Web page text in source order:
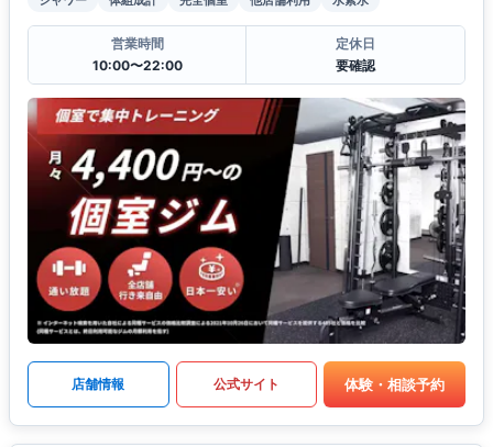
営業時間
10:00〜22:00
定休日
要確認
店舗情報 公式サイト 体験・相談予約